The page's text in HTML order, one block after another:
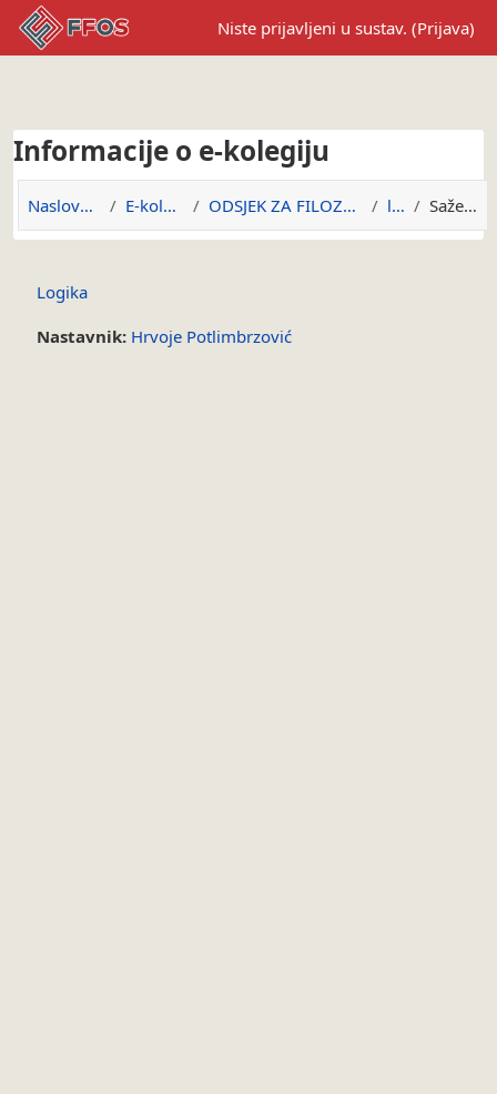
Preskoči na sadržaj
Niste prijavljeni u sustav. (Prijava)
Informacije o e-kolegiju
Naslovnica E-kolegiji ODSJEK ZA FILOZOFIJU lgk Sažetak
Logika
Nastavnik: Hrvoje Potlimbrzović